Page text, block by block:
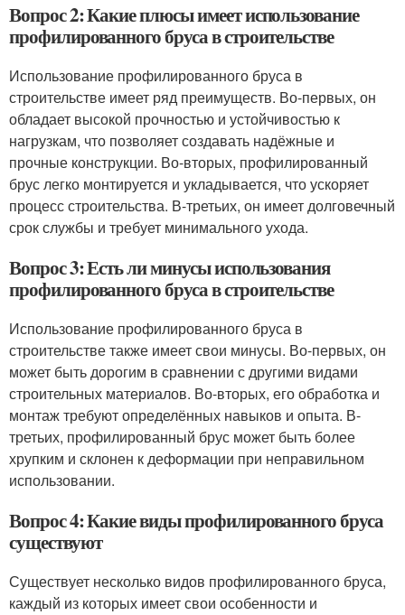
Вопрос 2: Какие плюсы имеет использование
профилированного бруса в строительстве
Использование профилированного бруса в
строительстве имеет ряд преимуществ. Во-первых, он
обладает высокой прочностью и устойчивостью к
нагрузкам, что позволяет создавать надёжные и
прочные конструкции. Во-вторых, профилированный
брус легко монтируется и укладывается, что ускоряет
процесс строительства. В-третьих, он имеет долговечный
срок службы и требует минимального ухода.
Вопрос 3: Есть ли минусы использования
профилированного бруса в строительстве
Использование профилированного бруса в
строительстве также имеет свои минусы. Во-первых, он
может быть дорогим в сравнении с другими видами
строительных материалов. Во-вторых, его обработка и
монтаж требуют определённых навыков и опыта. В-
третьих, профилированный брус может быть более
хрупким и склонен к деформации при неправильном
использовании.
Вопрос 4: Какие виды профилированного бруса
существуют
Существует несколько видов профилированного бруса,
каждый из которых имеет свои особенности и